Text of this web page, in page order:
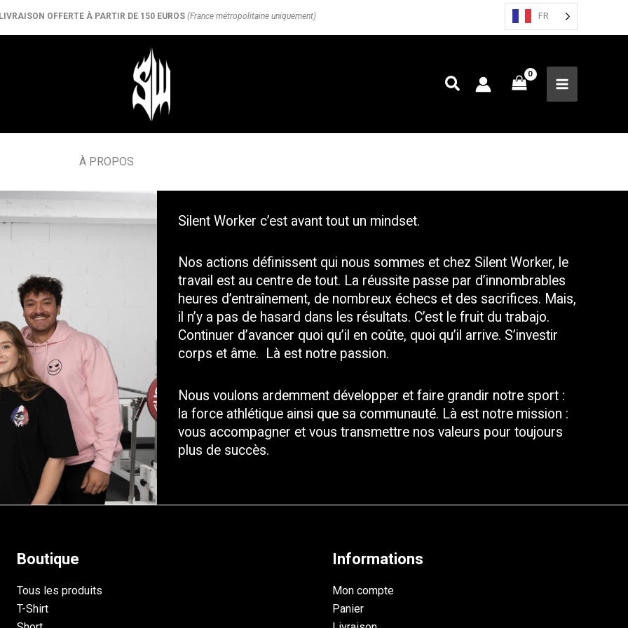
LIVRAISON OFFERTE À PARTIR DE 150 EUROS (France métropolitaine uniquement) FR
À PROPOS
Silent Worker c’est avant tout un mindset.
Nos actions définissent qui nous sommes et chez Silent Worker, le
travail est au centre de tout. La réussite passe par d’innombrables
heures d’entraînement, de nombreux échecs et des sacrifices. Mais,
il n’y a pas de hasard dans les résultats. C’est le fruit du trabajo.
Continuer d’avancer quoi qu’il en coûte, quoi qu’il arrive. S’investir
corps et âme.  Là est notre passion.
Nous voulons ardemment développer et faire grandir notre sport :
la force athlétique ainsi que sa communauté. Là est notre mission :
vous accompagner et vous transmettre nos valeurs pour toujours
plus de succès.
Boutique
Tous les produits
T-Shirt
Informations
Mon compte
Panier